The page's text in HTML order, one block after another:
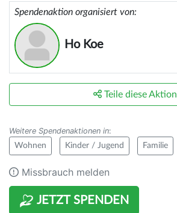
Spendenaktion organisiert von:
Ho Koe
JETZT SPENDEN
Teile diese Aktion
Weitere Spendenaktionen in:
Wohnen Kinder / Jugend Familie
Missbrauch melden